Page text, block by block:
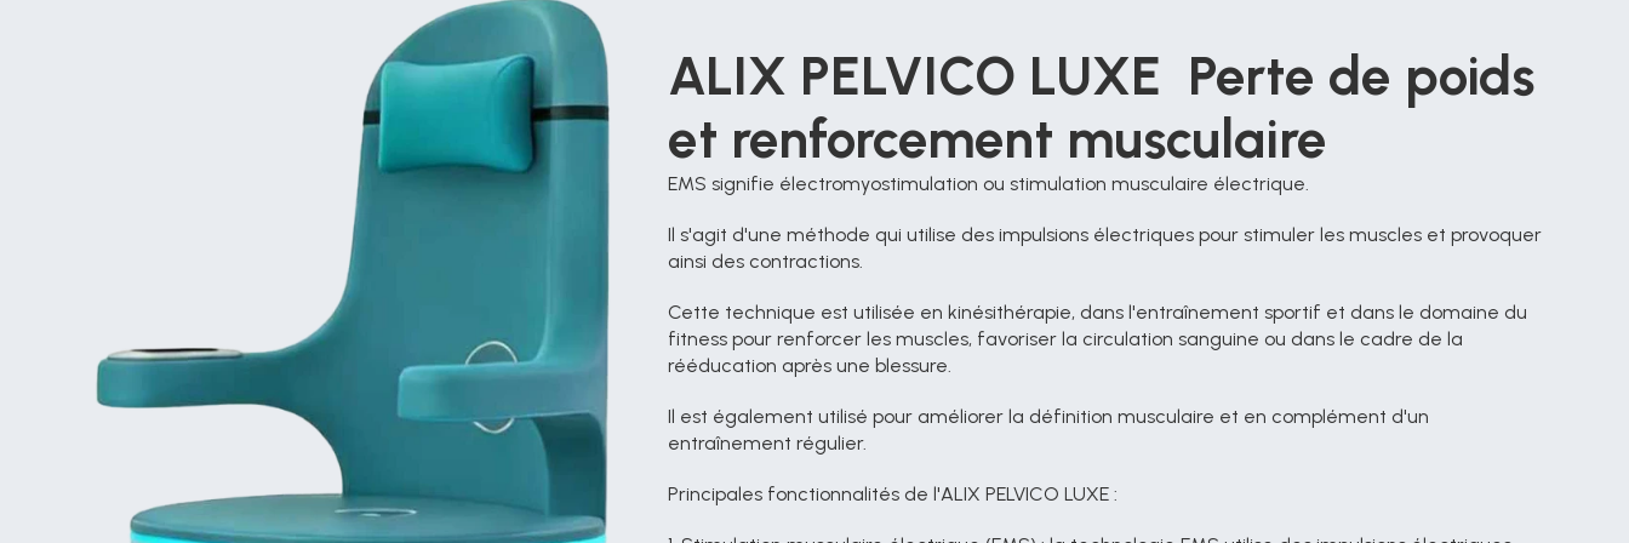
ALIX PELVICO LUXE  Perte de poids
et renforcement musculaire
EMS signifie électromyostimulation ou stimulation musculaire électrique.
Il s'agit d'une méthode qui utilise des impulsions électriques pour stimuler les muscles et provoquer
ainsi des contractions.
Cette technique est utilisée en kinésithérapie, dans l'entraînement sportif et dans le domaine du
fitness pour renforcer les muscles, favoriser la circulation sanguine ou dans le cadre de la
rééducation après une blessure.
Il est également utilisé pour améliorer la définition musculaire et en complément d'un
entraînement régulier.
Principales fonctionnalités de l'ALIX PELVICO LUXE :